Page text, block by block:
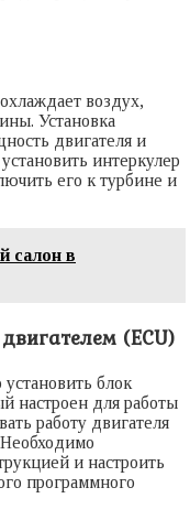
воздух,
Установка
двигателя и
интеркулер
его к турбине и
салон в
(ECU)
блок
настроен для работы
работу двигателя
и настроить
программного